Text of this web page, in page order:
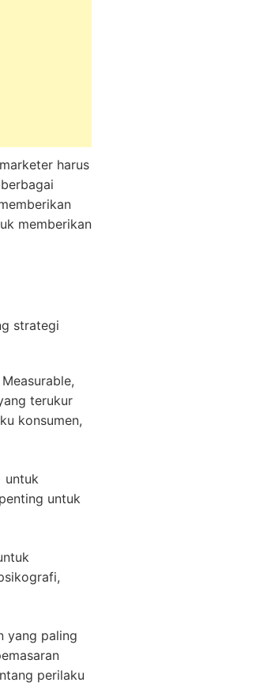
harus
memberikan
strategi
terukur
konsumen,
untuk
untuk
yang paling
perilaku